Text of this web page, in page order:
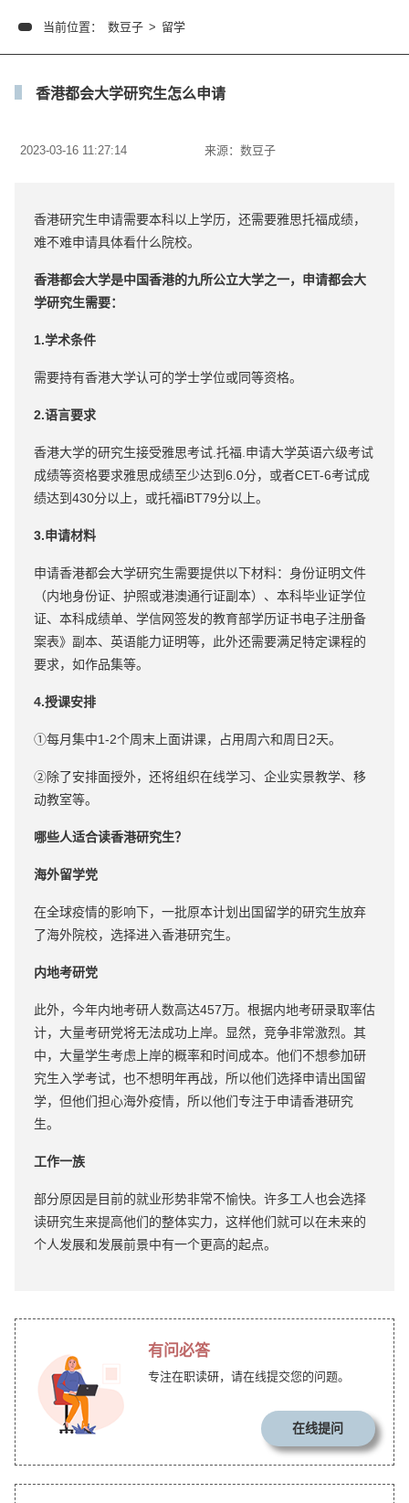
当前位置： 数豆子 > 留学
香港都会大学研究生怎么申请
2023-03-16 11:27:14 来源： 数豆子
香港研究生申请需要本科以上学历，还需要雅思托福成绩，
难不难申请具体看什么院校。
香港都会大学是中国香港的九所公立大学之一，申请都会大
学研究生需要：
1.学术条件
需要持有香港大学认可的学士学位或同等资格。
2.语言要求
香港大学的研究生接受雅思考试.托福.申请大学英语六级考试
成绩等资格要求雅思成绩至少达到6.0分，或者CET-6考试成
绩达到430分以上，或托福iBT79分以上。
3.申请材料
申请香港都会大学研究生需要提供以下材料：身份证明文件
（内地身份证、护照或港澳通行证副本）、本科毕业证学位
证、本科成绩单、学信网签发的教育部学历证书电子注册备
案表》副本、英语能力证明等，此外还需要满足特定课程的
要求，如作品集等。
4.授课安排
①每月集中1-2个周末上面讲课，占用周六和周日2天。
②除了安排面授外，还将组织在线学习、企业实景教学、移
动教室等。
哪些人适合读香港研究生？
海外留学党
在全球疫情的影响下，一批原本计划出国留学的研究生放弃
了海外院校，选择进入香港研究生。
内地考研党
此外，今年内地考研人数高达457万。根据内地考研录取率估
计，大量考研党将无法成功上岸。显然，竞争非常激烈。其
中，大量学生考虑上岸的概率和时间成本。他们不想参加研
究生入学考试，也不想明年再战，所以他们选择申请出国留
学，但他们担心海外疫情，所以他们专注于申请香港研究
生。
工作一族
部分原因是目前的就业形势非常不愉快。许多工人也会选择
读研究生来提高他们的整体实力，这样他们就可以在未来的
个人发展和发展前景中有一个更高的起点。
有问必答
专注在职读研，请在线提交您的问题。
在线提问